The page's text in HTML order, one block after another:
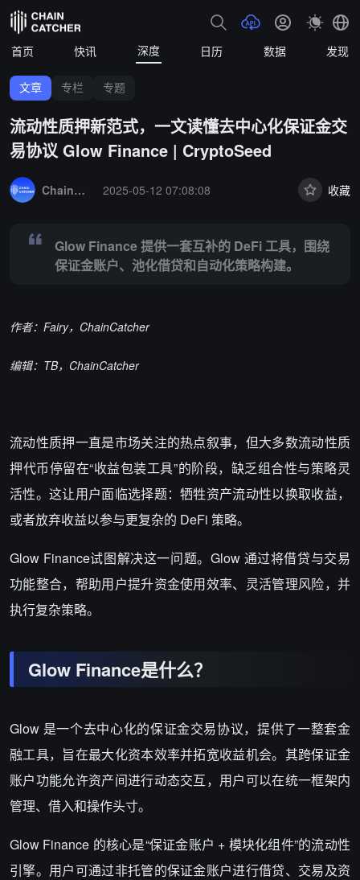
首页 快讯 深度 日历 数据 发现
文章 专栏 专题
流动性质押新范式，一文读懂去中心化保证金交
易协议 Glow Finance | CryptoSeed
ChainCatcher 精选
2025-05-12 07:08:08 收藏
Glow Finance 提供一套互补的 DeFi 工具，围绕
保证金账户、池化借贷和自动化策略构建。
作者：Fairy，ChainCatcher
编辑：TB，ChainCatcher
流动性质押一直是市场关注的热点叙事，但大多数流动性质
押代币停留在“收益包装工具”的阶段，缺乏组合性与策略灵
活性。这让用户面临选择题：牺牲资产流动性以换取收益，
或者放弃收益以参与更复杂的 DeFi 策略。
Glow Finance试图解决这一问题。Glow 通过将借贷与交易
功能整合，帮助用户提升资金使用效率、灵活管理风险，并
执行复杂策略。
Glow Finance是什么？
Glow 是一个去中心化的保证金交易协议，提供了一整套金
融工具，旨在最大化资本效率并拓宽收益机会。其跨保证金
账户功能允许资产间进行动态交互，用户可以在统一框架内
管理、借入和操作头寸。
Glow Finance 的核心是“保证金账户 + 模块化组件”的流动性
引擎。用户可通过非托管的保证金账户进行借贷、交易及资